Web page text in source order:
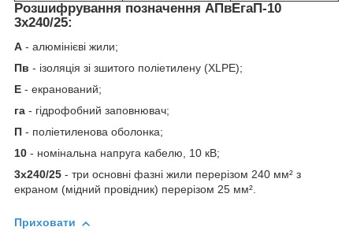
Розшифрування позначення АПвЕгаП‑10
3х240/25:
А - алюмінієві жили;
Пв - ізоляція зі зшитого поліетилену (XLPE);
Е - екранований;
га - гідрофобний заповнювач;
П - поліетиленова оболонка;
10 - номінальна напруга кабелю, 10 кВ;
3х240/25 - три основні фазні жили перерізом 240 мм² з
екраном (мідний провідник) перерізом 25 мм².
Приховати